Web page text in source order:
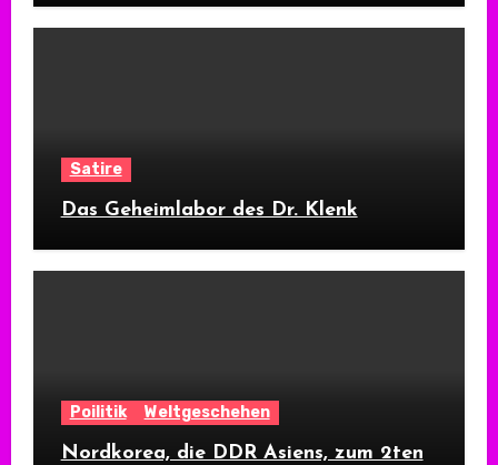
Satire
Das Geheimlabor des Dr. Klenk
Poilitik Weltgeschehen
Nordkorea, die DDR Asiens, zum 2ten